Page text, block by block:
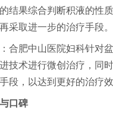
结果综合判断积液的性
采取进一步的治疗手段。
肥中山医院妇科针对盆
技术进行微创治疗，同
段，以达到更好的治疗效
口碑